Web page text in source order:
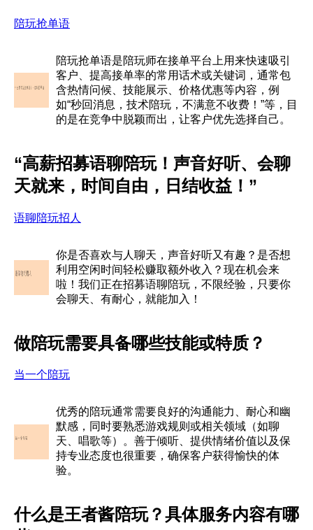
陪玩抢单语
陪玩抢单语是陪玩师在接单平台上用来快速吸引
客户、提高接单率的常用话术或关键词，通常包
含热情问候、技能展示、价格优惠等内容，例
如“秒回消息，技术陪玩，不满意不收费！”等，目
的是在竞争中脱颖而出，让客户优先选择自己。
“高薪招募语聊陪玩！声音好听、会聊
天就来，时间自由，日结收益！”
语聊陪玩招人
你是否喜欢与人聊天，声音好听又有趣？是否想
利用空闲时间轻松赚取额外收入？现在机会来
啦！我们正在招募语聊陪玩，不限经验，只要你
会聊天、有耐心，就能加入！
做陪玩需要具备哪些技能或特质？
当一个陪玩
优秀的陪玩通常需要良好的沟通能力、耐心和幽
默感，同时要熟悉游戏规则或相关领域（如聊
天、唱歌等）。善于倾听、提供情绪价值以及保
持专业态度也很重要，确保客户获得愉快的体
验。
什么是王者酱陪玩？具体服务内容有哪